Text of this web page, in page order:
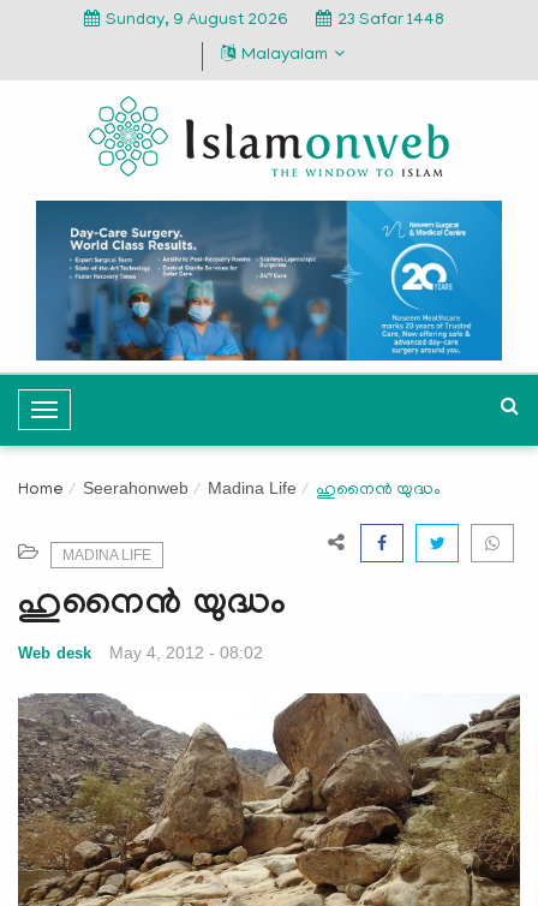
Sunday, 9 August 2026
23 Safar 1448
Malayalam
T
o
g
N
a
v
g
a
t
i
o
n
Home Seerahonweb Madina Life ഹുനൈന്‍ യുദ്ധം
MADINA LIFE
ഹുനൈന്‍ യുദ്ധം
Web desk May 4, 2012 - 08:02